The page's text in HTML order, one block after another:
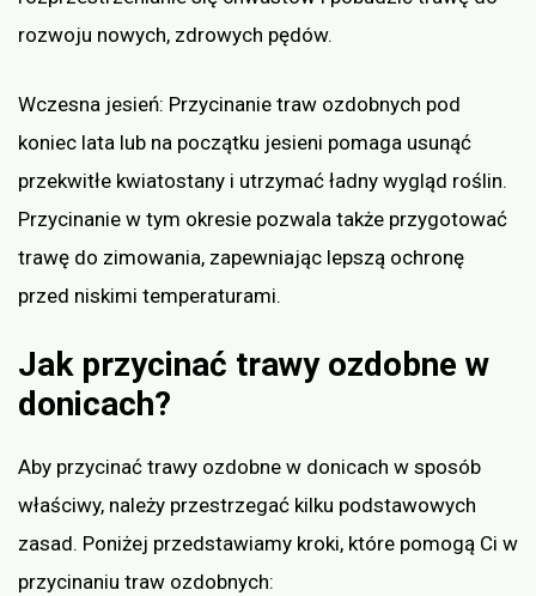
rozwoju nowych, zdrowych pędów.
Wczesna jesień: Przycinanie traw ozdobnych pod
koniec lata lub na początku jesieni pomaga usunąć
przekwitłe kwiatostany i utrzymać ładny wygląd roślin.
Przycinanie w tym okresie pozwala także przygotować
trawę do zimowania, zapewniając lepszą ochronę
przed niskimi temperaturami.
Jak przycinać trawy ozdobne w
donicach?
Aby przycinać trawy ozdobne w donicach w sposób
właściwy, należy przestrzegać kilku podstawowych
zasad. Poniżej przedstawiamy kroki, które pomogą Ci w
przycinaniu traw ozdobnych: